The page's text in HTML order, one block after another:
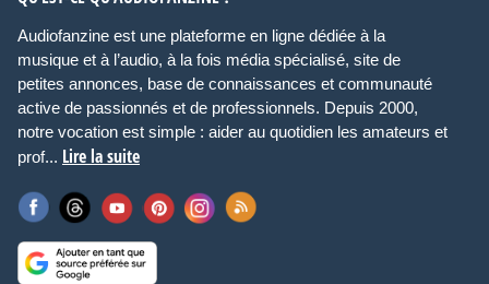
Audiofanzine est une plateforme en ligne dédiée à la
musique et à l’audio, à la fois média spécialisé, site de
petites annonces, base de connaissances et communauté
active de passionnés et de professionnels. Depuis 2000,
notre vocation est simple : aider au quotidien les amateurs et
prof... Lire la suite